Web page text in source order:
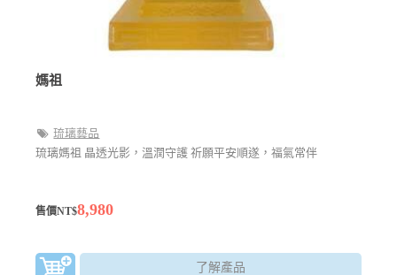
媽祖
琉璃藝品
琉璃媽祖 晶透光影，溫潤守護 祈願平安順遂，福氣常伴
售價NT$8,980
了解產品